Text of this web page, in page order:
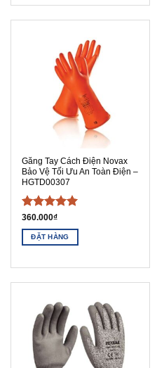
Găng Tay Cách Điện Novax
Bảo Vệ Tối Ưu An Toàn Điện –
HGTD00307
Được xếp
hạng55
sao
360.000₫
ĐẶT HÀNG